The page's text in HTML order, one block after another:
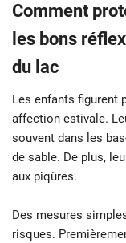
Comment
les bons
du lac
Les enfants figurent
affection estivale.
souvent dans les
de sable. De plus,
aux piqûres.
Des mesures
risques.